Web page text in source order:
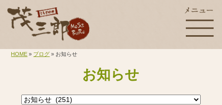
HOME » ブログ » お知らせ
お知らせ